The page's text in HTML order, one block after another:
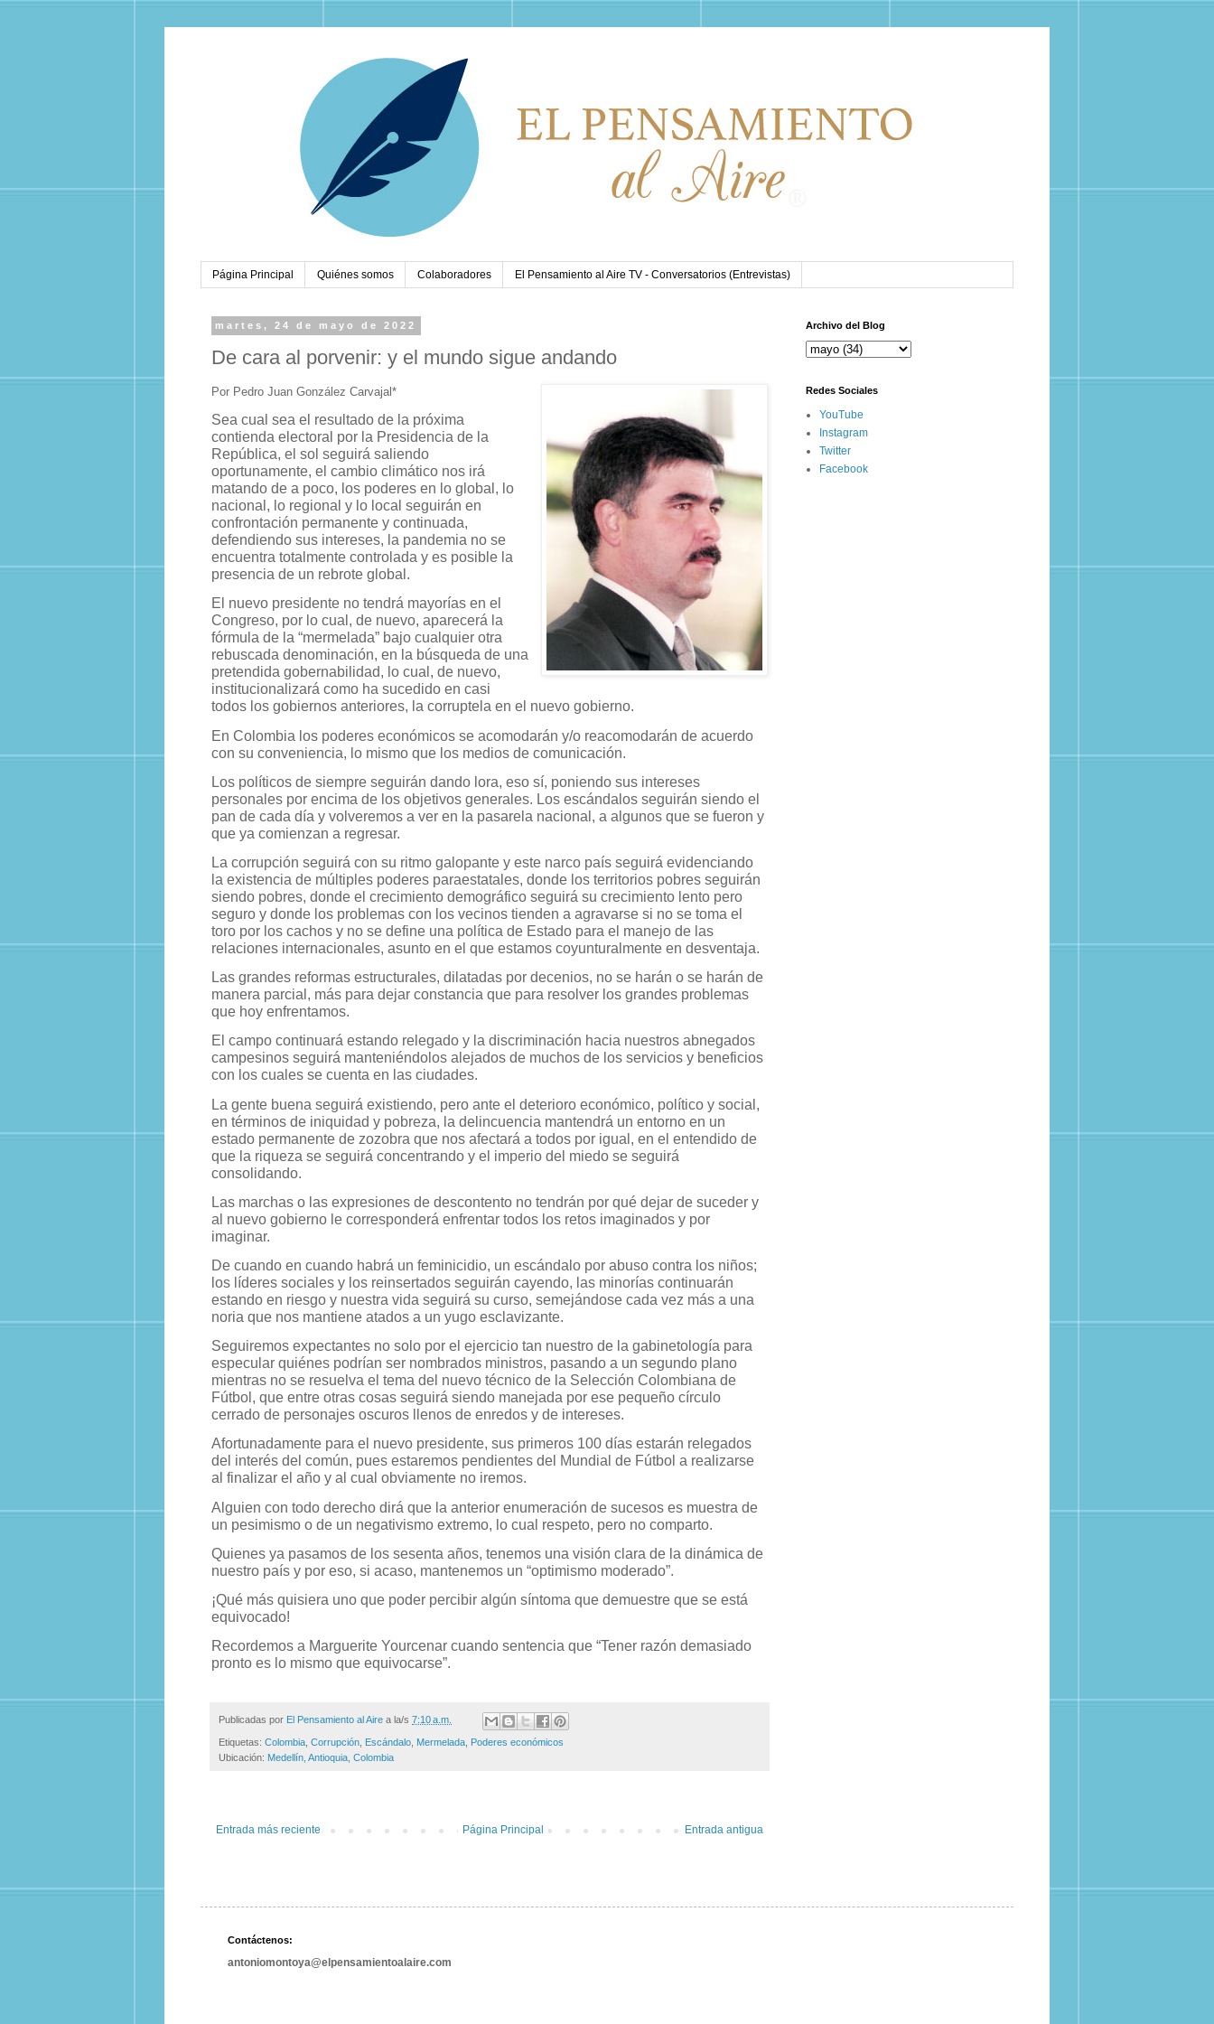
Página Principal Quiénes somos Colaboradores El Pensamiento al Aire TV - Conversatorios (Entrevistas)
martes, 24 de mayo de 2022
De cara al porvenir: y el mundo sigue andando
Por Pedro Juan González Carvajal*
Sea cual sea el resultado de la próxima
contienda electoral por la Presidencia de la
República, el sol seguirá saliendo
oportunamente, el cambio climático nos irá
matando de a poco, los poderes en lo global, lo
nacional, lo regional y lo local seguirán en
confrontación permanente y continuada,
defendiendo sus intereses, la pandemia no se
encuentra totalmente controlada y es posible la
presencia de un rebrote global.
El nuevo presidente no tendrá mayorías en el
Congreso, por lo cual, de nuevo, aparecerá la
fórmula de la “mermelada” bajo cualquier otra
rebuscada denominación, en la búsqueda de una
pretendida gobernabilidad, lo cual, de nuevo,
institucionalizará como ha sucedido en casi
todos los gobiernos anteriores, la corruptela en el nuevo gobierno.
En Colombia los poderes económicos se acomodarán y/o reacomodarán de acuerdo
con su conveniencia, lo mismo que los medios de comunicación.
Los políticos de siempre seguirán dando lora, eso sí, poniendo sus intereses
personales por encima de los objetivos generales. Los escándalos seguirán siendo el
pan de cada día y volveremos a ver en la pasarela nacional, a algunos que se fueron y
que ya comienzan a regresar.
La corrupción seguirá con su ritmo galopante y este narco país seguirá evidenciando
la existencia de múltiples poderes paraestatales, donde los territorios pobres seguirán
siendo pobres, donde el crecimiento demográfico seguirá su crecimiento lento pero
seguro y donde los problemas con los vecinos tienden a agravarse si no se toma el
toro por los cachos y no se define una política de Estado para el manejo de las
relaciones internacionales, asunto en el que estamos coyunturalmente en desventaja.
Las grandes reformas estructurales, dilatadas por decenios, no se harán o se harán de
manera parcial, más para dejar constancia que para resolver los grandes problemas
que hoy enfrentamos.
El campo continuará estando relegado y la discriminación hacia nuestros abnegados
campesinos seguirá manteniéndolos alejados de muchos de los servicios y beneficios
con los cuales se cuenta en las ciudades.
La gente buena seguirá existiendo, pero ante el deterioro económico, político y social,
en términos de iniquidad y pobreza, la delincuencia mantendrá un entorno en un
estado permanente de zozobra que nos afectará a todos por igual, en el entendido de
que la riqueza se seguirá concentrando y el imperio del miedo se seguirá
consolidando.
Las marchas o las expresiones de descontento no tendrán por qué dejar de suceder y
al nuevo gobierno le corresponderá enfrentar todos los retos imaginados y por
imaginar.
De cuando en cuando habrá un feminicidio, un escándalo por abuso contra los niños;
los líderes sociales y los reinsertados seguirán cayendo, las minorías continuarán
estando en riesgo y nuestra vida seguirá su curso, semejándose cada vez más a una
noria que nos mantiene atados a un yugo esclavizante.
Seguiremos expectantes no solo por el ejercicio tan nuestro de la gabinetología para
especular quiénes podrían ser nombrados ministros, pasando a un segundo plano
mientras no se resuelva el tema del nuevo técnico de la Selección Colombiana de
Fútbol, que entre otras cosas seguirá siendo manejada por ese pequeño círculo
cerrado de personajes oscuros llenos de enredos y de intereses.
Afortunadamente para el nuevo presidente, sus primeros 100 días estarán relegados
del interés del común, pues estaremos pendientes del Mundial de Fútbol a realizarse
al finalizar el año y al cual obviamente no iremos.
Alguien con todo derecho dirá que la anterior enumeración de sucesos es muestra de
un pesimismo o de un negativismo extremo, lo cual respeto, pero no comparto.
Quienes ya pasamos de los sesenta años, tenemos una visión clara de la dinámica de
nuestro país y por eso, si acaso, mantenemos un “optimismo moderado”.
¡Qué más quisiera uno que poder percibir algún síntoma que demuestre que se está
equivocado!
Recordemos a Marguerite Yourcenar cuando sentencia que “Tener razón demasiado
pronto es lo mismo que equivocarse”.
Publicadas por El Pensamiento al Aire a la/s 7:10 a.m.
Etiquetas: Colombia Corrupción Escándalo Mermelada Poderes económicos
Ubicación: Medellín, Antioquia, Colombia
Entrada más reciente Entrada antigua
Página Principal
Archivo del Blog
Redes Sociales
YouTube
Instagram
Twitter
Facebook
Contáctenos:
antoniomontoya@elpensamientoalaire.com